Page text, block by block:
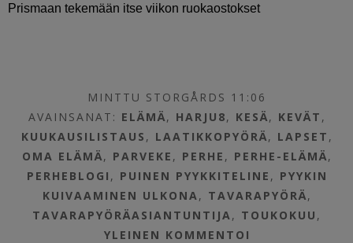
Prismaan tekemään itse viikon ruokaostokset
MINTTU STORGÅRDS 11:06
AVAINSANAT: ELÄMÄ, HARJU8, KESÄ, KEVÄT ,
KUUKAUSILISTAUS , LAATIKKOPYÖRÄ, LAPSET ,
OMA ELÄMÄ, PARVEKE , PERHE , PERHE-ELÄMÄ,
PERHEBLOGI , PUINEN PYYKKITELINE , PYYKIN
KUIVAAMINEN ULKONA , TAVARAPYÖRÄ,
TAVARAPYÖRÄASIANTUNTIJA , TOUKOKUU ,
YLEINEN KOMMENTOI